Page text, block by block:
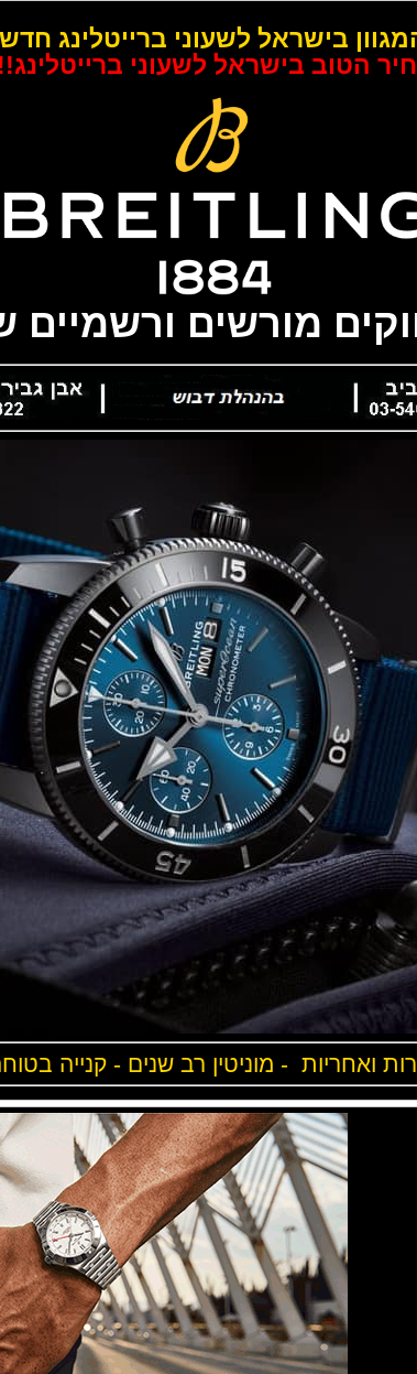
בישראל לשעוני ברייטלינג
הטוב בישראל לשעוני
מורשים ורשמיים
ואחריות - מוניטין רב שנים - קנייה